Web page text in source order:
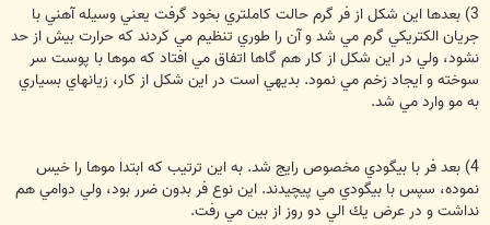
3) بعدها اين شكل از فر گرم حالت كاملتري بخود گرفت يعني وسيله آهني با
جريان الكتريكي گرم مي شد و آن را طوري تنظيم مي كردند كه حرارت بيش از حد
نشود، ولي در اين شكل از كار هم گاها اتفاق مي افتاد كه موها با پوست سر
سوخته و ايجاد زخم مي نمود. بديهي است در اين شكل از كار، زيانهاي بسياري
به مو وارد مي شد.
4) بعد فر با بيگودي مخصوص رايج شد. به اين ترتيب كه ابتدا موها را خيس
نموده، سپس با بيگودي مي پيچيدند. اين نوع فر بدون ضرر بود، ولي دوامي هم
نداشت و در عرض يك الي دو روز از بين مي رفت.